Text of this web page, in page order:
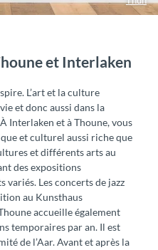
et Interlaken
L’art et la culture
et donc aussi dans la
Interlaken et à Thoune, vous
et culturel aussi riche que
et différents arts au
des expositions
variés. Les concerts de jazz
au Kunsthaus
accueille également
temporaires par an. Il est
de l’Aar. Avant et après la